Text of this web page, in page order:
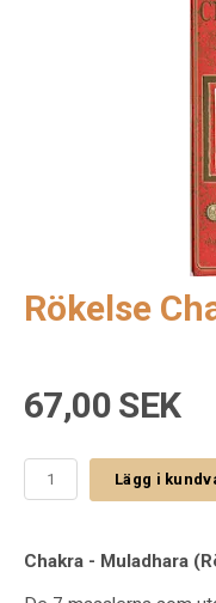
Rökelse
67,00 SEK
Lägg i
Chakra - Muladhara